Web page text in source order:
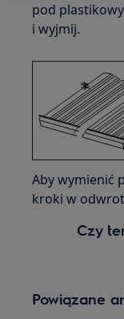
pod
i wyjmij.
Aby wymienić
kroki w
Czy
Powiązane